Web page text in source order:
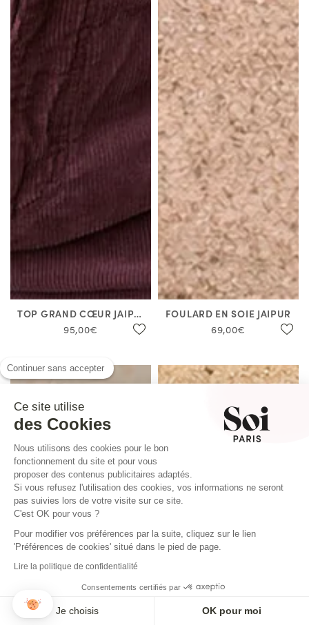
TOP GRAND CŒUR JAIPUR
95,00€
FOULARD EN SOIE JAIPUR
69,00€
Continuer sans accepter
Ce site utilise
des Cookies
Nous utilisons des cookies pour le bon
fonctionnement du site et pour vous
proposer des contenus publicitaires adaptés.
Si vous refusez l'utilisation des cookies, vos informations ne seront
pas suivies lors de votre visite sur ce site.
C'est OK pour vous ?
Pour modifier vos préférences par la suite, cliquez sur le lien
'Préférences de cookies' situé dans le pied de page.
Lire la politique de confidentialité
Consentements certifiés par
Je choisis OK pour moi